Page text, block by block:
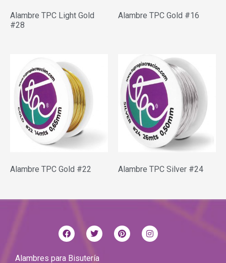
Alambre TPC Light Gold
#28
Alambre TPC Gold #16
Alambre TPC Gold #22 Alambre TPC Silver #24
Alambres para Bisutería